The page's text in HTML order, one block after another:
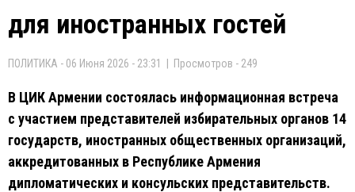
для иностранных гостей
ПОЛИТИКА - 06 Июня 2026 - 23:31 | Просмотров - 249
В ЦИК Армении состоялась информационная встреча
с участием представителей избирательных органов 14
государств, иностранных общественных организаций,
аккредитованных в Республике Армения
дипломатических и консульских представительств.